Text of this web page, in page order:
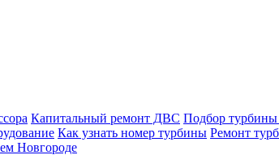
Капитальный ремонт ДВС Подбор турбины
Как узнать номер турбины Ремонт
Новгороде